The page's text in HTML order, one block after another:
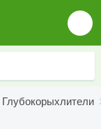
Глубокорыхлители